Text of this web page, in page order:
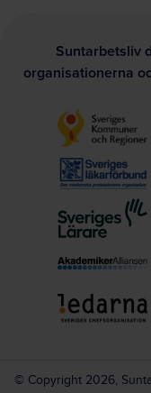
Suntarbetsliv
organisationerna
© Copyright 2026,